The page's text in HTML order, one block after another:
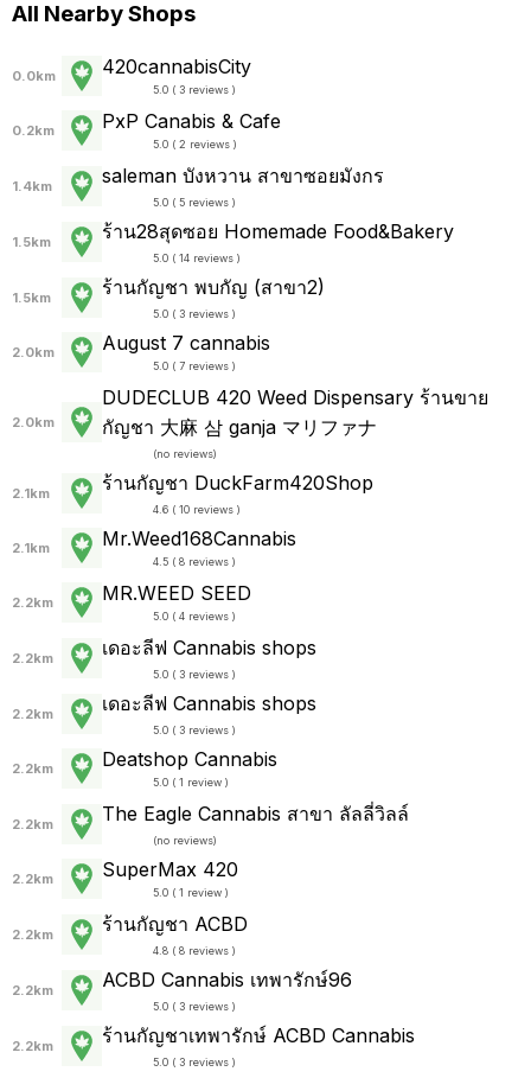
All Nearby Shops
0.0km 420cannabisCity
5.0 ( 3 reviews )
0.2km PxP Canabis & Cafe
5.0 ( 2 reviews )
1.4km saleman บังหวาน สาขาซอยมังกร
5.0 ( 5 reviews )
1.5km ร้าน28สุดซอย Homemade Food&Bakery
5.0 ( 14 reviews )
1.5km ร้านกัญชา พบกัญ (สาขา2)
5.0 ( 3 reviews )
2.0km August 7 cannabis
5.0 ( 7 reviews )
2.0km
DUDECLUB 420 Weed Dispensary ร้านขาย
กัญชา 大麻 삼 ganja マリファナ
(no reviews)
2.1km ร้านกัญชา DuckFarm420Shop
4.6 ( 10 reviews )
2.1km Mr.Weed168Cannabis
4.5 ( 8 reviews )
2.2km MR.WEED SEED
5.0 ( 4 reviews )
2.2km เดอะลีฟ Cannabis shops
5.0 ( 3 reviews )
2.2km เดอะลีฟ Cannabis shops
5.0 ( 3 reviews )
2.2km Deatshop Cannabis
5.0 ( 1 review )
2.2km The Eagle Cannabis สาขา ลัลลี่วิลล์
(no reviews)
2.2km SuperMax 420
5.0 ( 1 review )
2.2km ร้านกัญชา ACBD
4.8 ( 8 reviews )
2.2km ACBD Cannabis เทพารักษ์96
5.0 ( 3 reviews )
2.2km ร้านกัญชาเทพารักษ์ ACBD Cannabis
5.0 ( 3 reviews )